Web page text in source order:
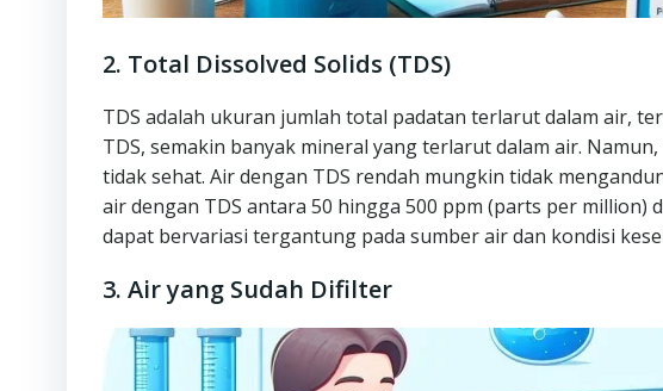
2. Total Dissolved Solids (TDS)
TDS adalah ukuran jumlah total padatan terlarut dalam air,
TDS, semakin banyak mineral yang terlarut dalam air.
tidak sehat. Air dengan TDS rendah mungkin tidak
air dengan TDS antara 50 hingga 500 ppm (parts per
dapat bervariasi tergantung pada sumber air dan kondisi
3. Air yang Sudah Difilter